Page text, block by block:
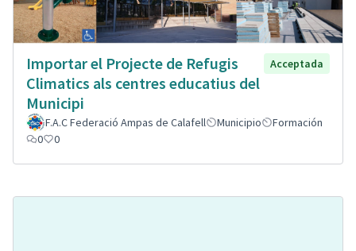
Importar el Projecte de Refugis
Climatics als centres educatius del
Municipi
Acceptada
F.A.C Federació Ampas de Calafell Municipio
Formación
0
0